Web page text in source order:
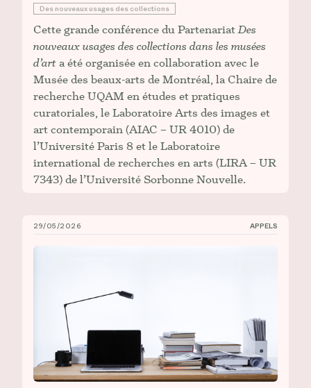
Des nouveaux usages des collections
Cette grande conférence du PartenariatDes
nouveaux usages des collections dans les musées
d’art a été organisée en collaboration avec le
Musée des beaux-arts de Montréal, la Chaire de
recherche UQAM en études et pratiques
curatoriales, le Laboratoire Arts des images et
art contemporain (AIAC – UR 4010) de
l’Université Paris 8 et le Laboratoire
international de recherches en arts (LIRA – UR
7343) de l’Université Sorbonne Nouvelle.
Appel à contribution : Symposium international de
29/05/2026 APPELS